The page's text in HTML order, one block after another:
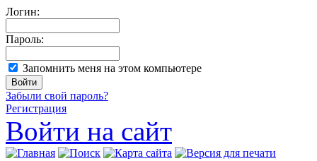
Логин:
Пароль:
Запомнить меня на этом компьютере
Забыли свой пароль?
Регистрация
Войти на сайт